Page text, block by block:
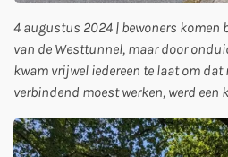
4 augustus 2024 | bewoners komen
van de Westtunnel, maar door
kwam vrijwel iedereen te laat om
verbindend moest werken, werd een